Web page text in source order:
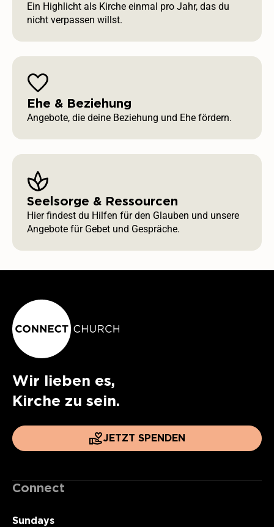
Ein Highlicht als Kirche einmal pro Jahr, das du
nicht verpassen willst.
Ehe & Beziehung
Angebote, die deine Beziehung und Ehe fördern.
Seelsorge & Ressourcen
Hier findest du Hilfen für den Glauben und unsere
Angebote für Gebet und Gespräche.
Wir lieben es,
Kirche zu sein.
JETZT SPENDEN
Connect
Sundays